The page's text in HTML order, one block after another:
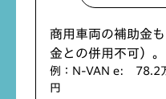
商用車両の補助金
金との併用不可）。
例：N-VAN e: 78.2
円